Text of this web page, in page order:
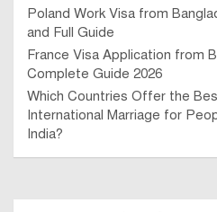
Poland Work Visa from
and Full Guide
France Visa Application from
Complete Guide 2026
Which Countries Offer the
International Marriage for
India?